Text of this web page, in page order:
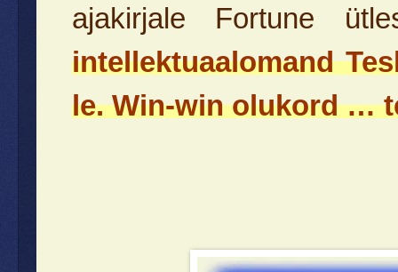
ajakirjale Fortune
intellektuaalomand
le. Win-win olukord …